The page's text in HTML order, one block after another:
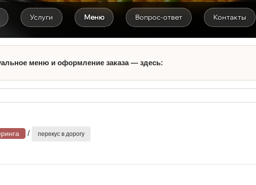
Услуги Меню Вопрос-ответ Контакты
меню и оформление заказа — здесь:
/ перекус в дорогу